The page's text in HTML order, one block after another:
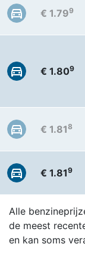
€ 1.799
€ 1.809
€ 1.818
€ 1.819
Alle
de meest
en kan soms